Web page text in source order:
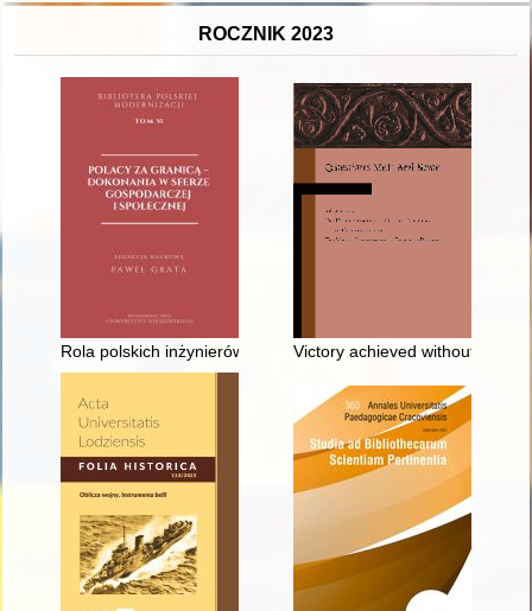
ROCZNIK 2023
Rola polskich inżynierów w budowie Kolei Transsyberyjskiej na
Victory achieved without